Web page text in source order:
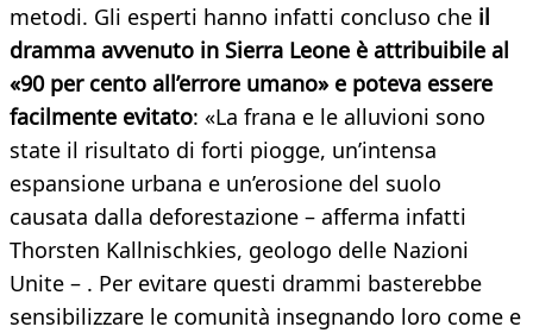
metodi. Gli esperti hanno infatti concluso che il
dramma avvenuto in Sierra Leone è attribuibile al
«90 per cento all’errore umano» e poteva essere
facilmente evitato: «La frana e le alluvioni sono
state il risultato di forti piogge, un’intensa
espansione urbana e un’erosione del suolo
causata dalla deforestazione – afferma infatti
Thorsten Kallnischkies, geologo delle Nazioni
Unite – . Per evitare questi drammi basterebbe
sensibilizzare le comunità insegnando loro come e